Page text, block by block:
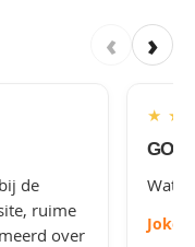
‹ ›
de
ruime
over
★ ★
Wat
Joke